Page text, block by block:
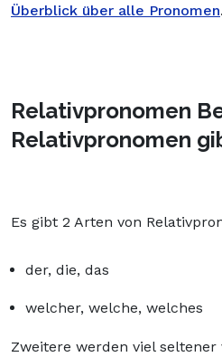
Überblick über alle Pronomen.
Relativpronomen
Relativpronomen
Es gibt 2 Arten von
der, die, das
welcher, welche, welches
Zweitere werden viel seltener